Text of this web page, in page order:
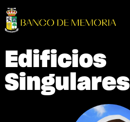
Edificios
Singulares